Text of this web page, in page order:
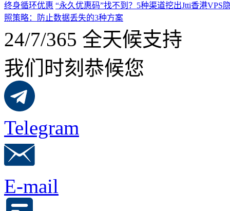
终身循环优惠 “永久优惠码”找不到？5种渠道挖出Jtti香港VPS
照策略：防止数据丢失的3种方案
24/7/365 全天候支持
我们时刻恭候您
Telegram
E-mail